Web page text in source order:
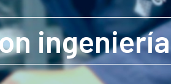
ingeniería